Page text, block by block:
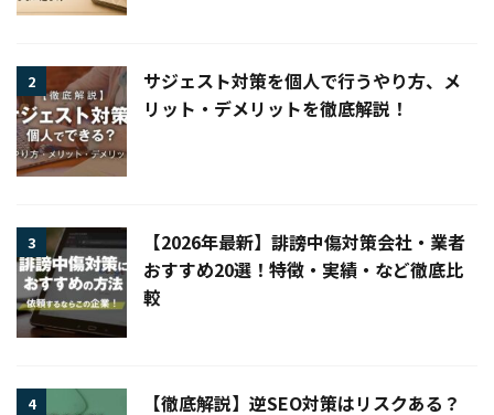
2
サジェスト対策を個人で行うやり方、メ
リット・デメリットを徹底解説！
3
【2026年最新】誹謗中傷対策会社・業者
おすすめ20選！特徴・実績・など徹底比
較
4 【徹底解説】逆SEO対策はリスクある？